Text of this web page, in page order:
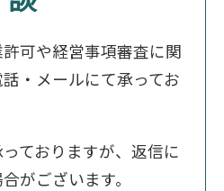
可や経営事項審査に関
・メールにて承ってお
ておりますが、返信に
がございます。